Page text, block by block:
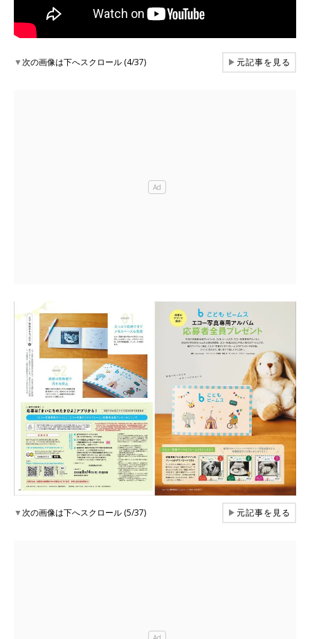
▼次の画像は下へスクロール (4/37) ▶元記事を見る
▼次の画像は下へスクロール (5/37) ▶元記事を見る